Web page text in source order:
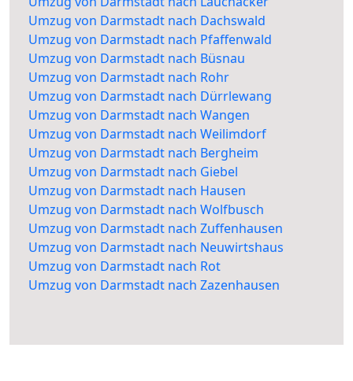
Umzug von Darmstadt nach Dachswald
Umzug von Darmstadt nach Pfaffenwald
Umzug von Darmstadt nach Büsnau
Umzug von Darmstadt nach Rohr
Umzug von Darmstadt nach Dürrlewang
Umzug von Darmstadt nach Wangen
Umzug von Darmstadt nach Weilimdorf
Umzug von Darmstadt nach Bergheim
Umzug von Darmstadt nach Giebel
Umzug von Darmstadt nach Hausen
Umzug von Darmstadt nach Wolfbusch
Umzug von Darmstadt nach Zuffenhausen
Umzug von Darmstadt nach Neuwirtshaus
Umzug von Darmstadt nach Rot
Umzug von Darmstadt nach Zazenhausen